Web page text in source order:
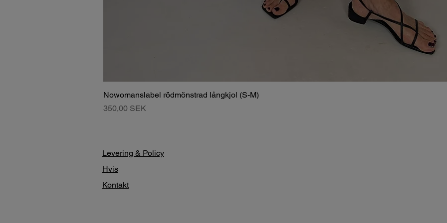
Nowomanslabel rödmönstrad långkjol (S-M)
Pris
350,00 SEK
Levering & Policy
Hvis
Kontakt